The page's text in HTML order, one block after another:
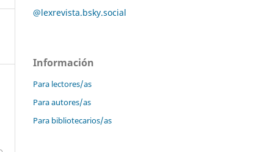
@lexrevista.bsky.social
Información
Para lectores/as
Para autores/as
Para bibliotecarios/as